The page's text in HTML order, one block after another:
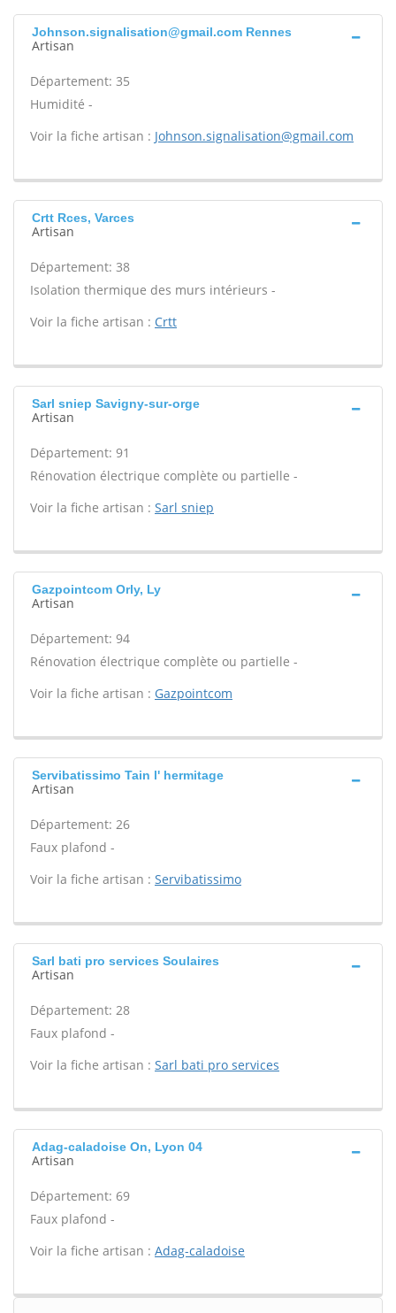
Johnson.signalisation@gmail.com Rennes
Artisan
Département: 35
Humidité -
Voir la fiche artisan : Johnson.signalisation@gmail.com
Crtt Rces, Varces
Artisan
Département: 38
Isolation thermique des murs intérieurs -
Voir la fiche artisan : Crtt
Sarl sniep Savigny-sur-orge
Artisan
Département: 91
Rénovation électrique complète ou partielle -
Voir la fiche artisan : Sarl sniep
Gazpointcom Orly, Ly
Artisan
Département: 94
Rénovation électrique complète ou partielle -
Voir la fiche artisan : Gazpointcom
Servibatissimo Tain l' hermitage
Artisan
Département: 26
Faux plafond -
Voir la fiche artisan : Servibatissimo
Sarl bati pro services Soulaires
Artisan
Département: 28
Faux plafond -
Voir la fiche artisan : Sarl bati pro services
Adag-caladoise On, Lyon 04
Artisan
Département: 69
Faux plafond -
Voir la fiche artisan : Adag-caladoise